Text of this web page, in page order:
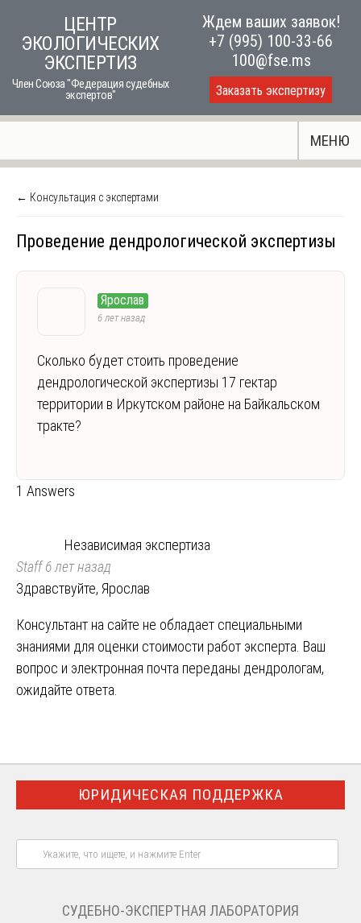
content
ЦЕНТР
ЭКОЛОГИЧЕСКИХ
ЭКСПЕРТИЗ
Член Союза "Федерация судебных
экспертов"
Ждем ваших заявок!
+7 (995) 100-33-66
100@fse.ms
Заказать экспертизу
МЕНЮ
← Консультация с экспертами
Проведение дендрологической экспертизы
Ярослав
6 лет назад
Сколько будет стоить проведение
дендрологической экспертизы 17 гектар
территории в Иркутском районе на Байкальском
тракте?
1 Answers
Независимая экспертиза
Staff6 лет назад
Здравствуйте, Ярослав
Консультант на сайте не обладает специальными
знаниями для оценки стоимости работ эксперта. Ваш
вопрос и электронная почта переданы дендрологам,
ожидайте ответа.
ЮРИДИЧЕСКАЯ ПОДДЕРЖКА
СУДЕБНО-ЭКСПЕРТНАЯ ЛАБОРАТОРИЯ